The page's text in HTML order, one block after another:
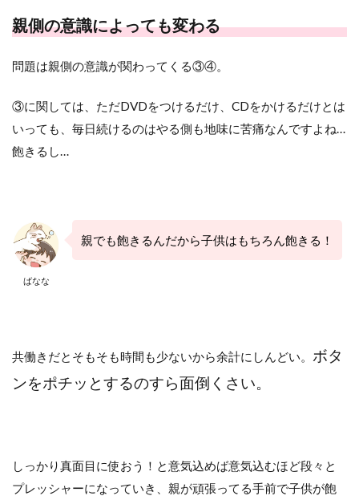
親側の意識によっても変わる
問題は親側の意識が関わってくる③④。
③に関しては、ただDVDをつけるだけ、CDをかけるだけとは
いっても、毎日続けるのはやる側も地味に苦痛なんですよね…
飽きるし…
ばなな
親でも飽きるんだから子供はもちろん飽きる！
共働きだとそもそも時間も少ないから余計にしんどい。 ボタ
ンをポチッとするのすら面倒くさい。
しっかり真面目に使おう！と意気込めば意気込むほど段々と
プレッシャーになっていき、親が頑張ってる手前で子供が飽